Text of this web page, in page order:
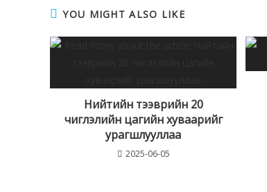
YOU MIGHT ALSO LIKE
Нийтийн тээврийн 20
чиглэлийн цагийн хуваарийг
урагшлууллаа
2025-06-05